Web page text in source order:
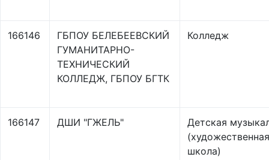
166146
ГБПОУ БЕЛЕБЕЕВСКИЙ
ГУМАНИТАРНО-
ТЕХНИЧЕСКИЙ
КОЛЛЕДЖ, ГБПОУ БГТК
Колледж
166147 ДШИ "ГЖЕЛЬ"
Детская
(художественная
школа)